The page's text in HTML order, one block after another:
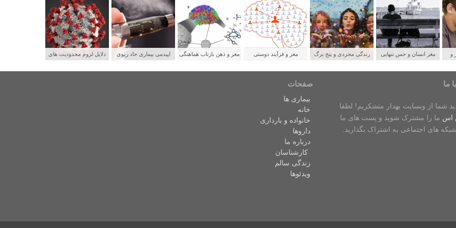
دلایل لزوم محدودیت های
اپیدمی بیماری حاد ریوی
مغز و ذهن بازتاب هماهنگی
مغز و فرآیند دوستی
زندگی مجردی و پنج برگ
مغز انسان و حس تنهایی
و
ما
شما از وبسایت بهدار متشکریم! لطفا
اس ما را مشترک شوید و پست های ما
های اجتماعی به اشتراک بگذارید.
صفحات
بیماری ها
خانه
خانواده و بارداری
داروها
درباره ما
کارشناسان
زندگی سالم
ویدئوها